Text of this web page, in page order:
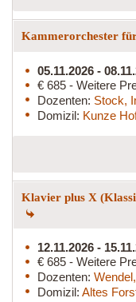
Kammerorchester
05.11.2026 -
€ 685 - Weitere
Dozenten: Stock,
Domizil: Kunze
Klavier plus X
12.11.2026 -
€ 685 - Weitere
Dozenten:
Domizil: Altes